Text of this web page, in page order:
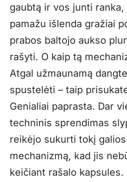
gaubtą ir vos junti
pamažu išlenda gražiai
prabos baltojo aukso
rašyti. O kaip tą
Atgal užmaunamą
spustelėti – taip
Genialiai paprasta. Dar
techninis sprendimas
reikėjo sukurti tokį
mechanizmą, kad jis
keičiant rašalo kapsules.